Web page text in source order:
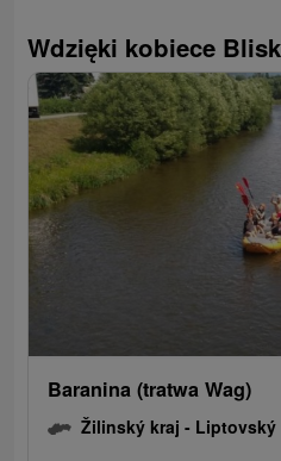
Wdzięki kobiece
Baranina (tratwa Wag)
Žilinský kraj - Liptovský